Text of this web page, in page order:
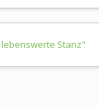
Stanz"